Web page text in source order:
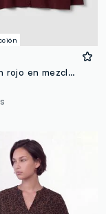
Cárdigan rojo en mezcla de viscosa con botones, corte regular